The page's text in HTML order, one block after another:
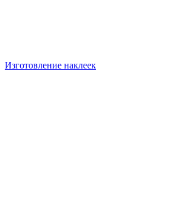
Изготовление наклеек